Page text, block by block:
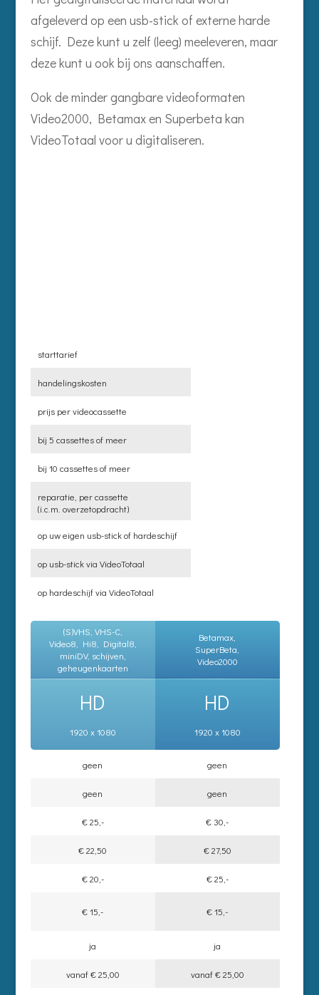
afgeleverd op een usb-stick of externe harde
schijf. Deze kunt u zelf (leeg) meeleveren, maar
deze kunt u ook bij ons aanschaffen.
Ook de minder gangbare videoformaten
Video2000, Betamax en Superbeta kan
VideoTotaal voor u digitaliseren.
starttarief
handelingskosten
prijs per videocassette
bij 5 cassettes of meer
bij 10 cassettes of meer
reparatie, per cassette
(i.c.m. overzetopdracht)
op uw eigen usb-stick of hardeschijf
op usb-stick via VideoTotaal
op hardeschijf via VideoTotaal
(S)VHS, VHS-C,
Video8, Hi8, Digital8,
miniDV, schijven,
geheugenkaarten
HD
1920 x 1080
geen
geen
€ 25,-
€ 22,50
€ 20,-
€ 15,-
ja
vanaf € 25,00
Betamax,
SuperBeta,
Video2000
HD
1920 x 1080
geen
geen
€ 30,-
€ 27,50
€ 25,-
€ 15,-
ja
vanaf € 25,00